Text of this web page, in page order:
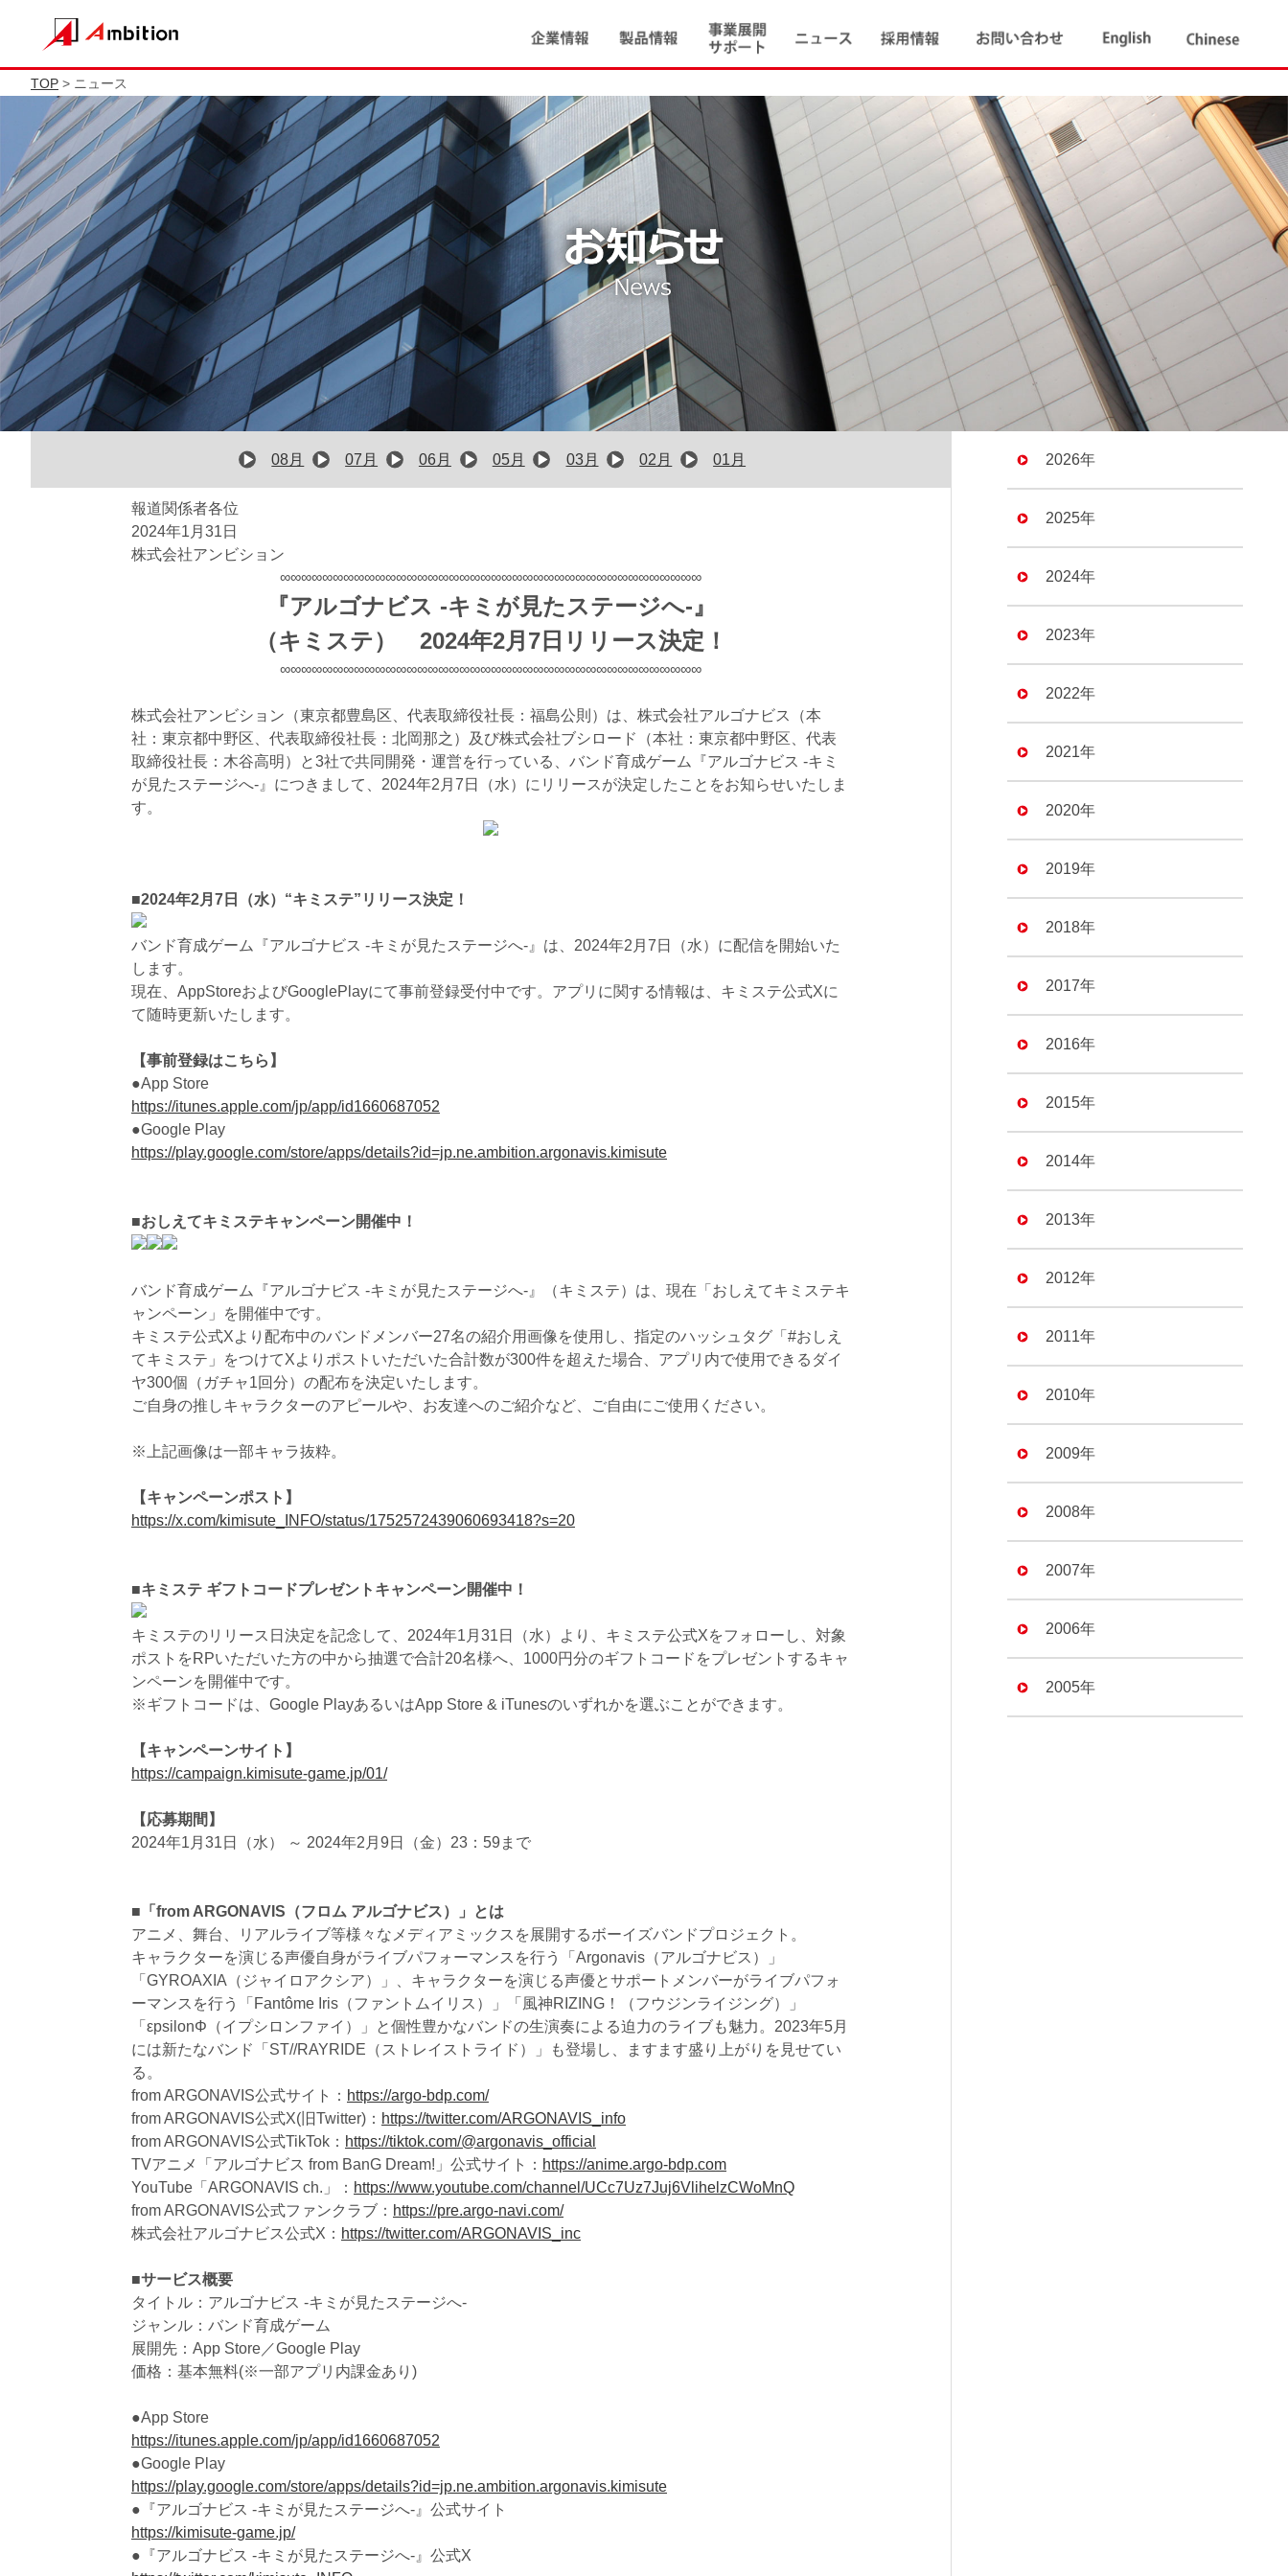
TOP > ニュース
08月 07月 06月 05月 03月 02月 01月
報道関係者各位
2024年1月31日
株式会社アンビション
∞∞∞∞∞∞∞∞∞∞∞∞∞∞∞∞∞∞∞∞∞∞∞∞∞∞∞∞∞∞∞∞∞∞∞∞∞∞∞∞
『アルゴナビス -キミが見たステージへ-』
（キミステ） 2024年2月7日リリース決定！
∞∞∞∞∞∞∞∞∞∞∞∞∞∞∞∞∞∞∞∞∞∞∞∞∞∞∞∞∞∞∞∞∞∞∞∞∞∞∞∞
株式会社アンビション（東京都豊島区、代表取締役社長：福島公則）は、株式会社アルゴナビス（本
社：東京都中野区、代表取締役社長：北岡那之）及び株式会社ブシロード（本社：東京都中野区、代表
取締役社長：木谷高明）と3社で共同開発・運営を行っている、バンド育成ゲーム『アルゴナビス -キミ
が見たステージへ-』につきまして、2024年2月7日（水）にリリースが決定したことをお知らせいたしま
す。
■2024年2月7日（水）“キミステ”リリース決定！
バンド育成ゲーム『アルゴナビス -キミが見たステージへ-』は、2024年2月7日（水）に配信を開始いた
します。
現在、AppStoreおよびGooglePlayにて事前登録受付中です。アプリに関する情報は、キミステ公式Xに
て随時更新いたします。
【事前登録はこちら】
●App Store
https://itunes.apple.com/jp/app/id1660687052
●Google Play
https://play.google.com/store/apps/details?id=jp.ne.ambition.argonavis.kimisute
■おしえてキミステキャンペーン開催中！
バンド育成ゲーム『アルゴナビス -キミが見たステージへ-』（キミステ）は、現在「おしえてキミステキ
ャンペーン」を開催中です。
キミステ公式Xより配布中のバンドメンバー27名の紹介用画像を使用し、指定のハッシュタグ「#おしえ
てキミステ」をつけてXよりポストいただいた合計数が300件を超えた場合、アプリ内で使用できるダイ
ヤ300個（ガチャ1回分）の配布を決定いたします。
ご自身の推しキャラクターのアピールや、お友達へのご紹介など、ご自由にご使用ください。
※上記画像は一部キャラ抜粋。
【キャンペーンポスト】
https://x.com/kimisute_INFO/status/1752572439060693418?s=20
■キミステ ギフトコードプレゼントキャンペーン開催中！
キミステのリリース日決定を記念して、2024年1月31日（水）より、キミステ公式Xをフォローし、対象
ポストをRPいただいた方の中から抽選で合計20名様へ、1000円分のギフトコードをプレゼントするキャ
ンペーンを開催中です。
※ギフトコードは、Google PlayあるいはApp Store & iTunesのいずれかを選ぶことができます。
【キャンペーンサイト】
https://campaign.kimisute-game.jp/01/
【応募期間】
2024年1月31日（水） ～ 2024年2月9日（金）23：59まで
■「from ARGONAVIS（フロム アルゴナビス）」とは
アニメ、舞台、リアルライブ等様々なメディアミックスを展開するボーイズバンドプロジェクト。
キャラクターを演じる声優自身がライブパフォーマンスを行う「Argonavis（アルゴナビス）」
「GYROAXIA（ジャイロアクシア）」、キャラクターを演じる声優とサポートメンバーがライブパフォ
ーマンスを行う「Fantôme Iris（ファントムイリス）」「風神RIZING！（フウジンライジング）」
「εpsilonΦ（イプシロンファイ）」と個性豊かなバンドの生演奏による迫力のライブも魅力。2023年5月
には新たなバンド「ST//RAYRIDE（ストレイストライド）」も登場し、ますます盛り上がりを見せてい
る。
from ARGONAVIS公式サイト： https://argo-bdp.com/
from ARGONAVIS公式X(旧Twitter)： https://twitter.com/ARGONAVIS_info
from ARGONAVIS公式TikTok： https://tiktok.com/@argonavis_official
TVアニメ「アルゴナビス from BanG Dream!」公式サイト： https://anime.argo-bdp.com
YouTube「ARGONAVIS ch.」： https://www.youtube.com/channel/UCc7Uz7Juj6VlihelzCWoMnQ
from ARGONAVIS公式ファンクラブ： https://pre.argo-navi.com/
株式会社アルゴナビス公式X： https://twitter.com/ARGONAVIS_inc
■サービス概要
タイトル：アルゴナビス -キミが見たステージへ-
ジャンル：バンド育成ゲーム
展開先：App Store／Google Play
価格：基本無料(※一部アプリ内課金あり)
●App Store
https://itunes.apple.com/jp/app/id1660687052
●Google Play
https://play.google.com/store/apps/details?id=jp.ne.ambition.argonavis.kimisute
●『アルゴナビス -キミが見たステージへ-』公式サイト
https://kimisute-game.jp/
●『アルゴナビス -キミが見たステージへ-』公式X
2026年
2025年
2024年
2023年
2022年
2021年
2020年
2019年
2018年
2017年
2016年
2015年
2014年
2013年
2012年
2011年
2010年
2009年
2008年
2007年
2006年
2005年